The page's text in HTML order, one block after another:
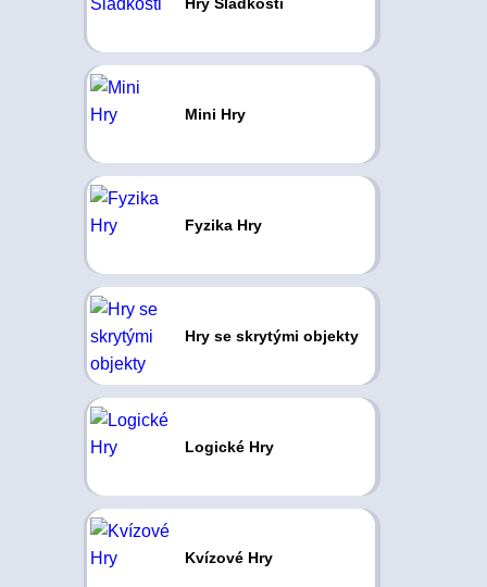
Mini Hry
Fyzika Hry
Hry se skrytými objekty
Logické Hry
Kvízové Hry